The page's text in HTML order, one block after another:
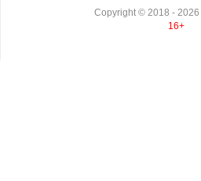
Copyright © 2018 - 2026
16+